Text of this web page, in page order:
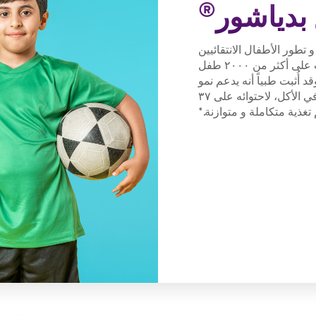
®
الأطفال الانتقائيين
بالأكل، بفضل أكثر من ٢٥ دراسة طبية أجريت على أكثر من ٢٠٠٠ طفل
أُثبت طبياً أنه يدعم نمو
الأطفال و يعزز مناعتهم و يحسن شهيتهم في الأكل، لاحتوائه على ٣٧
متكاملة و متوازنة.*